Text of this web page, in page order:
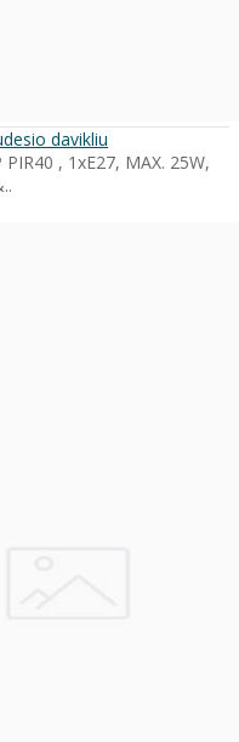
davikliu
, 1xE27, MAX. 25W,